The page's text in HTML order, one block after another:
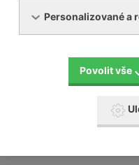
Personalizované a
Povolit vše